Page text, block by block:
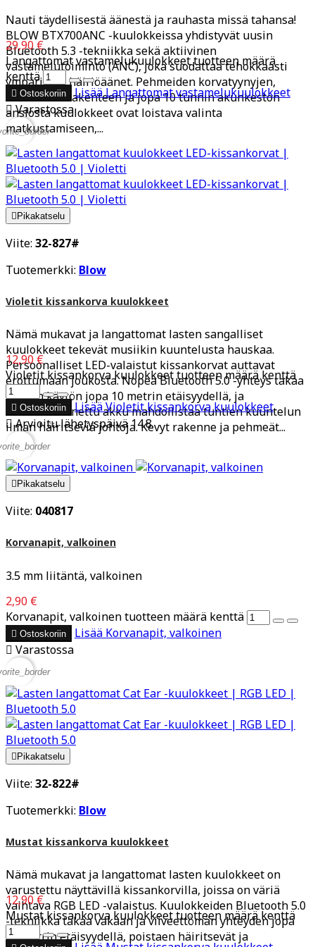
Nauti täydellisestä äänestä ja rauhasta missä tahansa!
BLOW BTX700ANC -kuulokkeissa yhdistyvät uusin
Bluetooth 5.3 -tekniikka sekä aktiivinen
vastamelutoiminto (ANC), joka suodattaa tehokkaasti
ympäristön häiriöäänet. Pehmeiden korvatyynyjen,
taitettavan rakenteen ja jopa 10 tunnin akunkeston
ansiosta kuulokkeet ovat loistava valinta
matkustamiseen,...
29,90 €
Langattomat vastamelukuulokkeet tuotteen määrä
kenttä
 Ostoskoriin LisääLangattomat vastamelukuulokkeet
Varastossa
 Pikakatselu
Viite: 32-827#
Tuotemerkki: Blow
Violetit kissankorva kuulokkeet
Nämä mukavat ja langattomat lasten sangalliset
kuulokkeet tekevät musiikin kuuntelusta hauskaa.
Persoonalliset LED-valaistut kissankorvat auttavat
erottumaan joukosta. Nopea Bluetooth 5.0 -yhteys takaa
vakaan käytön jopa 10 metrin etäisyydellä, ja
sisäänrakennettu akku mahdollistaa tuntien kuuntelun
ilman häiritseviä johtoja. Kevyt rakenne ja pehmeät...
12,90 €
Violetit kissankorva kuulokkeet tuotteen määrä kenttä
 Ostoskoriin LisääVioletit kissankorva kuulokkeet
Arvioitu lähetyspäivä 14.8.
 Pikakatselu
Viite: 040817
Korvanapit, valkoinen
3.5 mm liitäntä, valkoinen
2,90 €
Korvanapit, valkoinen tuotteen määrä kenttä
 Ostoskoriin Lisää Korvanapit, valkoinen
 Varastossa
 Pikakatselu
Viite: 32-822#
Tuotemerkki: Blow
Mustat kissankorva kuulokkeet
Nämä mukavat ja langattomat lasten kuulokkeet on
varustettu näyttävillä kissankorvilla, joissa on väriä
vaihtava RGB LED -valaistus. Kuulokkeiden Bluetooth 5.0
-tekniikka takaa vakaan ja viiveettömän yhteyden jopa
10 metrin etäisyydellä, poistaen häiritsevät ja
12,90 €
Mustat kissankorva kuulokkeet tuotteen määrä kenttä